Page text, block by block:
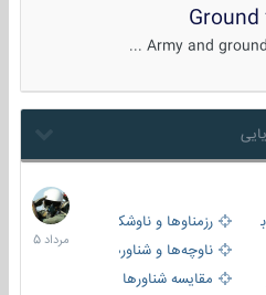
Army and
بالگرد بررزمناوها و ناوشکن‌ها
ناوچه‌ها و شناورهای گشتی
مقایسه شناورها
2
مرداد
1405